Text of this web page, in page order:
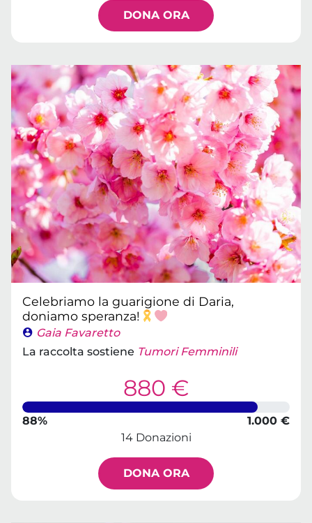
DONA ORA
Celebriamo la guarigione di Daria,
doniamo speranza!
Gaia Favaretto
La raccolta sostiene Tumori Femminili
880 €
88%
1.000 €
14 Donazioni
DONA ORA